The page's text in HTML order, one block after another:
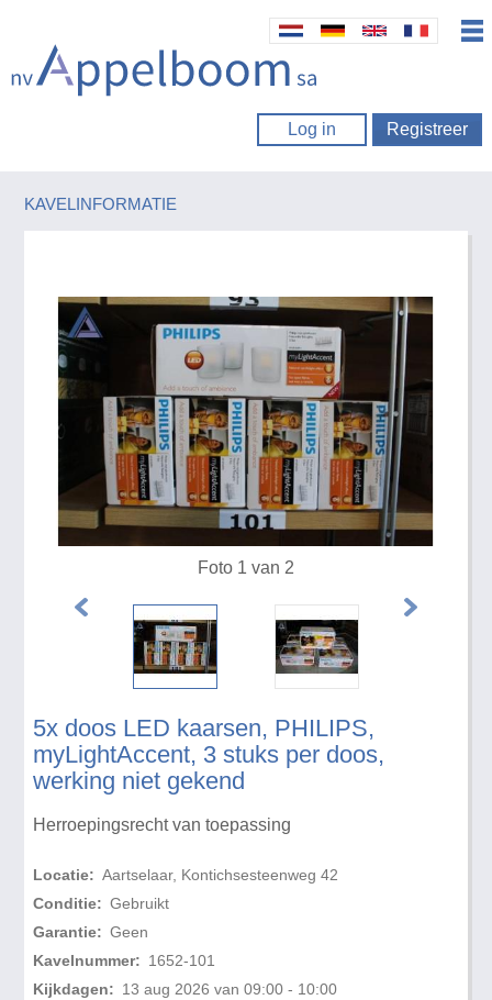
Log in Registreer
KAVELINFORMATIE
5x doos LED kaarsen, PHILIPS,
myLightAccent, 3 stuks per doos,
werking niet gekend
Herroepingsrecht van toepassing
Locatie: Aartselaar, Kontichsesteenweg 42
Conditie: Gebruikt
Garantie: Geen
Kavelnummer: 1652-101
Kijkdagen: 13 aug 2026 van 09:00 - 10:00
Foto 1 van 2